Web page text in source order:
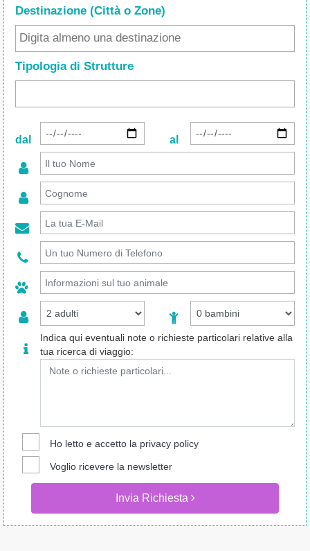
Destinazione (Città o Zone)
Tipologia di Strutture
dal al
Indica qui eventuali note o richieste particolari relative alla
tua ricerca di viaggio:
Ho letto e accetto la privacy policy
Voglio ricevere la newsletter
Invia Richiesta